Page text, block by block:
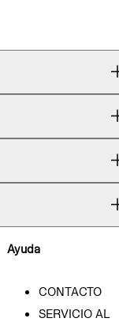
Ayuda
CONTACTO
SERVICIO AL